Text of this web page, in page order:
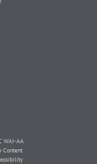
WAI-AA
Content